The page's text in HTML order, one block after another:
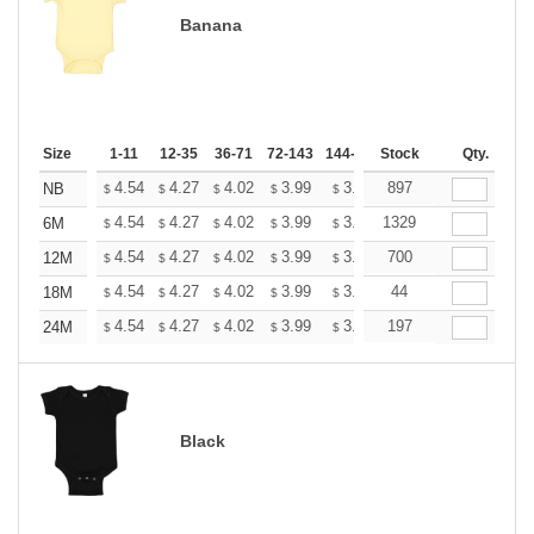
Banana
Size 1-11 12-35 36-71 72-143 144-287 288 + More
Stock Qty.
NB $ 4.54 $ 4.27 $ 4.02 $ 3.99 $ 3.92 $3.89
897
6M
$ 4.54 $ 4.27 $ 4.02 $ 3.99 $ 3.92 $3.89
1329
12M
$ 4.54 $ 4.27 $ 4.02 $ 3.99 $ 3.92 $3.89
700
18M
$ 4.54 $ 4.27 $ 4.02 $ 3.99 $ 3.92 $3.89
44
24M
$ 4.54 $ 4.27 $ 4.02 $ 3.99 $ 3.92 $3.89
197
Black